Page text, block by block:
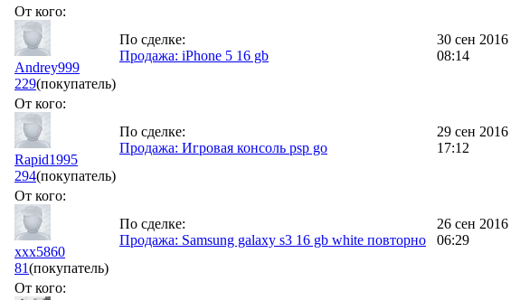
От кого:
Andrey999
229(покупатель)
По сделке:
Продажа: iPhone 5 16 gb
30 сен 2016
08:14
От кого:
Rapid1995
294(покупатель)
По сделке:
Продажа: Игровая консоль psp go
29 сен 2016
17:12
От кого:
xxx5860
81(покупатель)
По сделке:
Продажа: Samsung galaxy s3 16 gb white повторно
26 сен 2016
06:29
От кого: